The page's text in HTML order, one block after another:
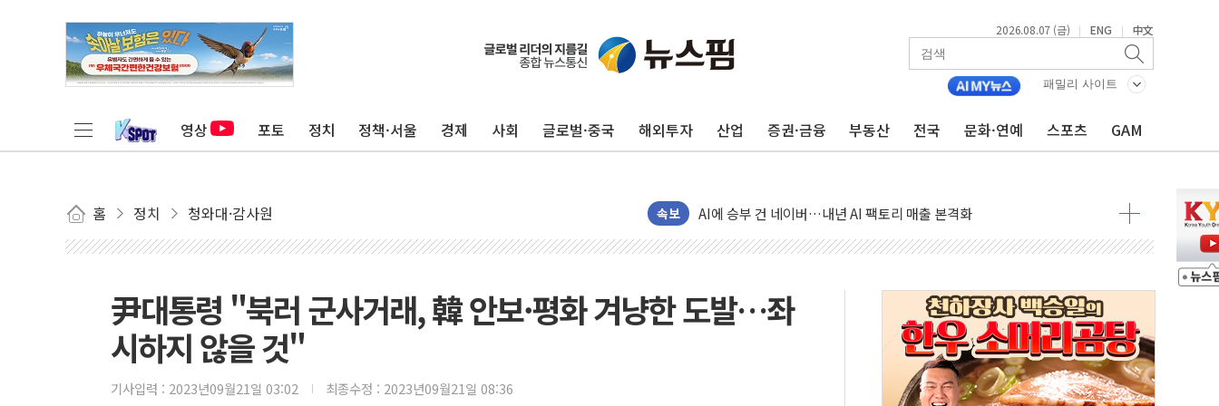
2026.08.07 (금) | ENG | 中文
패밀리 사이트
영상 포토 정치 정책·서울 경제 사회 글로벌·중국 해외투자 산업 증권·금융 부동산 전국 문화·연예 스포츠 GAM
홈 정치 청와대·감사원 속보
장동혁 "규제와 대출 풀고 재개발·재건축 촉진하는 것이 부동산 정상화"
AI에 승부 건 네이버…내년 AI 팩토리 매출 본격화
日, 4~6월 105조원 환시 개입...4월 말 '56조원' 사상 최대
경찰, '300억대 사기 혐의' 차가원 대표 구속 송치
[속보] '해병 순직 책임' 임성근 전 사단장 항소심도 징역 3년 선고
경찰, '강북구 오피스텔 살인' 50대 남성 구속 송치
"취약계층에 더 가혹한 여름"…구윤철, 쪽방촌 폭염 대응상황 점검
尹대통령 "북러 군사거래, 韓 안보·평화 겨냥한 도발…좌
시하지 않을 것"
기사입력 : 2023년09월21일 03:02 최종수정 : 2023년09월21일 08:36